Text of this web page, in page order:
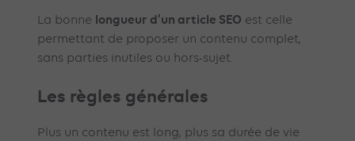
La bonne longueur d’un article SEO est celle
permettant de proposer un contenu complet,
sans parties inutiles ou hors-sujet.
Les règles générales
Plus un contenu est long, plus sa durée de vie